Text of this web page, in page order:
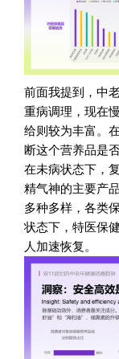
前面我提到，中
重病调理，现在
给则较为丰富。
断这个营养品是
在未病状态下，
精气神的主要产
多种多样，各类
状态下，特医保
人加速恢复。